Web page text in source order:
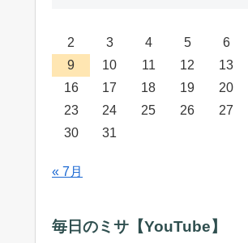
2
3 4 5 6
9
10 11 12 13
16
17 18 19 20
23
24 25 26 27
30
31
« 7月
毎日のミサ【YouTube】